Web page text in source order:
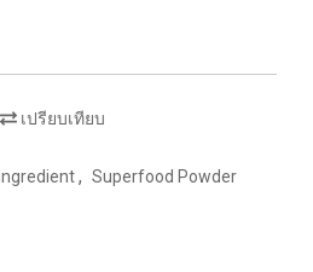
เปรียบเทียบ
Ingredient, Superfood Powder